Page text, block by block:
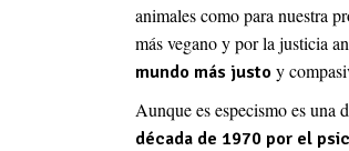
animales como para nuestra
más vegano y por la justicia
mundo más justo y
Aunque es especismo es una
década de 1970 por el